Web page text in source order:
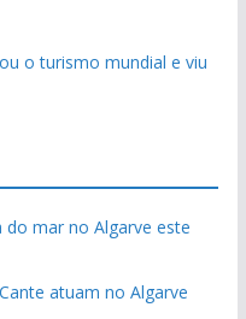
o turismo mundial e viu
mar no Algarve este
atuam no Algarve